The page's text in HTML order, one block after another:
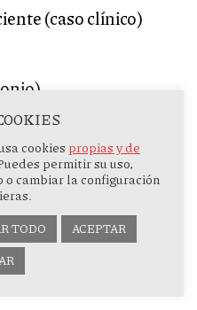
(caso clínico)
Feminicidio
se llama conflicto.
Entrevista a
cookies propias y de
permitir su uso,
o cambiar la configuración
TODO
ACEPTAR